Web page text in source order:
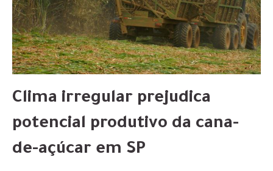
Clima irregular prejudica
potencial produtivo da cana-
de-açúcar em SP